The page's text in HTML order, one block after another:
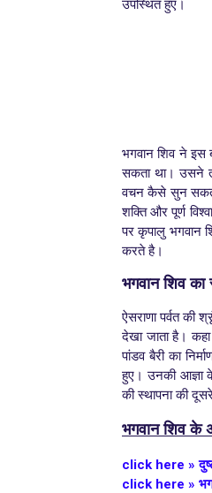
उपस्थित हुए।
भगवान शिव ने इस
सकता था। उसने
वचन कैसे सुन
शक्ति और पूर्ण
पर कृपालु भगवान
करते है।
भगवान शिव का
ऐसराणा पर्वत की
देखा जाता है।
पांडव बैरी का
हुए। उनकी आज्ञा
की स्थापना की
भगवान शिव के
click here »
click here »